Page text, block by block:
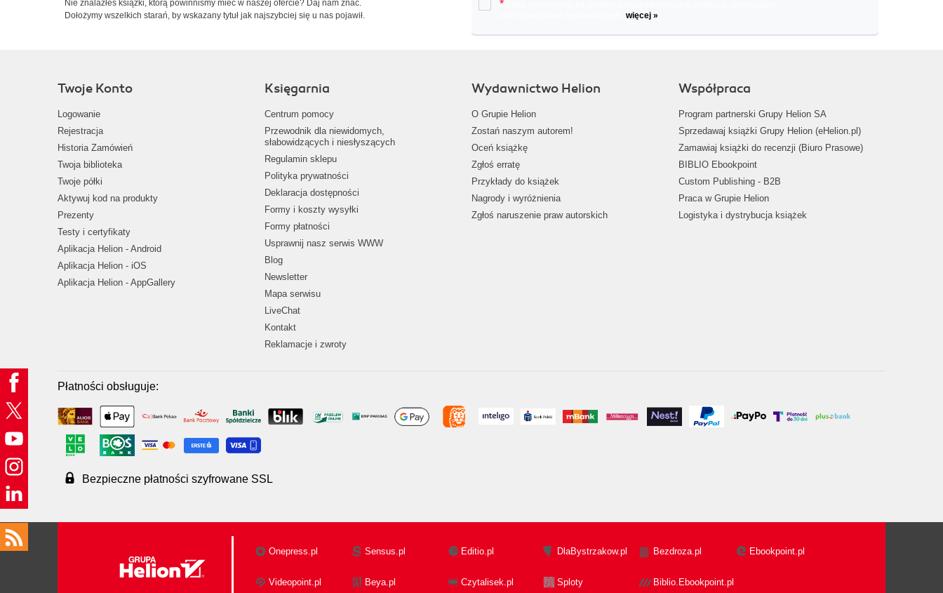
Nie znalazłeś książki, którą powinniśmy mieć w naszej ofercie? Daj nam znać.
Dołożymy wszelkich starań, by wskazany tytuł jak najszybciej się u nas pojawił.
*
więcej »
Twoje Konto
Logowanie
Rejestracja
Historia Zamówień
Twoja biblioteka
Twoje półki
Aktywuj kod na produkty
Prezenty
Testy i certyfikaty
Aplikacja Helion - Android
Aplikacja Helion - iOS
Aplikacja Helion - AppGallery
Księgarnia
Centrum pomocy
Przewodnik dla niewidomych,
słabowidzących i niesłyszących
Regulamin sklepu
Polityka prywatności
Deklaracja dostępności
Formy i koszty wysyłki
Formy płatności
Usprawnij nasz serwis WWW
Blog
Newsletter
Mapa serwisu
LiveChat
Kontakt
Reklamacje i zwroty
Wydawnictwo Helion
O Grupie Helion
Zostań naszym autorem!
Oceń książkę
Zgłoś erratę
Przykłady do książek
Nagrody i wyróżnienia
Zgłoś naruszenie praw autorskich
Współpraca
Program partnerski Grupy Helion SA
Sprzedawaj książki Grupy Helion (eHelion.pl)
Zamawiaj książki do recenzji (Biuro Prasowe)
BIBLIO Ebookpoint
Custom Publishing - B2B
Praca w Grupie Helion
Logistyka i dystrybucja książek
Płatności obsługuje:
Bezpieczne płatności szyfrowane SSL
Onepress.pl Sensus.pl Editio.pl DlaBystrzakow.pl Bezdroza.pl Ebookpoint.pl
Videopoint.pl Beya.pl Czytalisek.pl Sploty Biblio.Ebookpoint.pl